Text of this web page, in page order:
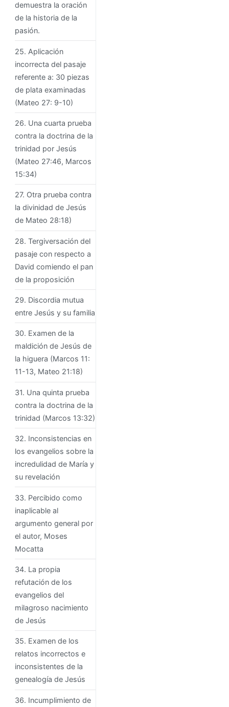
demuestra la oración
de la historia de la
pasión.
25. Aplicación
incorrecta del pasaje
referente a: 30 piezas
de plata examinadas
(Mateo 27: 9-10)
26. Una cuarta prueba
contra la doctrina de la
trinidad por Jesús
(Mateo 27:46, Marcos
15:34)
27. Otra prueba contra
la divinidad de Jesús
de Mateo 28:18)
28. Tergiversación del
pasaje con respecto a
David comiendo el pan
de la proposición
29. Discordia mutua
entre Jesús y su familia
30. Examen de la
maldición de Jesús de
la higuera (Marcos 11:
11-13, Mateo 21:18)
31. Una quinta prueba
contra la doctrina de la
trinidad (Marcos 13:32)
32. Inconsistencias en
los evangelios sobre la
incredulidad de María y
su revelación
33. Percibido como
inaplicable al
argumento general por
el autor, Moses
Mocatta
34. La propia
refutación de los
evangelios del
milagroso nacimiento
de Jesús
35. Examen de los
relatos incorrectos e
inconsistentes de la
genealogía de Jesús
36. Incumplimiento de